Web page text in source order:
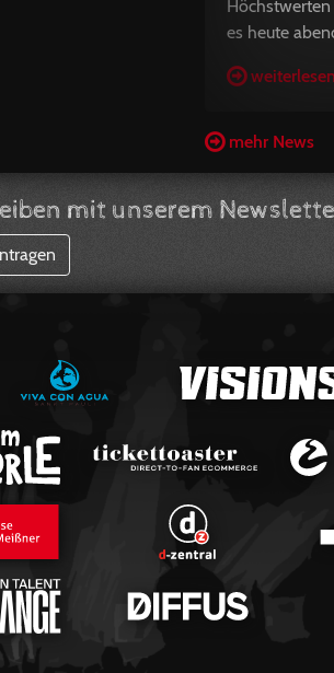
Höchstwerten
es heute
weiterlesen
mehr News
mit unserem